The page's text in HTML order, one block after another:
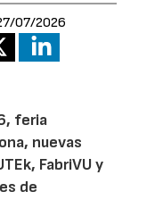
07/2026
feria
nuevas
FabriVU y
de